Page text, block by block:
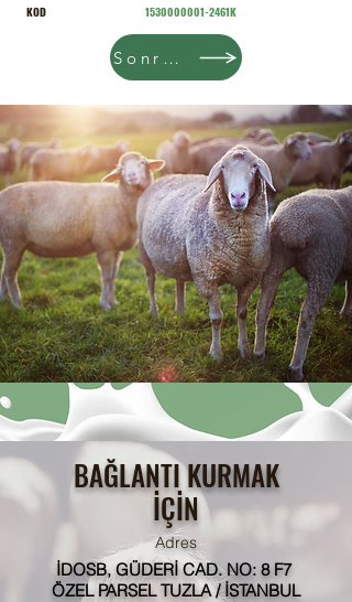
KOD 1530000001-2461K
Sonraki
BAĞLANTI KURMAK
İÇİN
Adres
İDOSB, GÜDERİ CAD. NO: 8 F7
ÖZEL PARSEL TUZLA / İSTANBUL